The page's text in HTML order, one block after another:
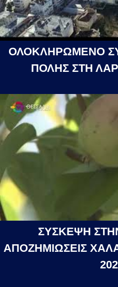
ΟΛΟΚΛΗΡΩΜΕΝΟ
ΠΟΛΗΣ ΣΤΗ
ΣΥΣΚΕΨΗ
ΑΠΟΖΗΜΙΩΣΕΙΣ